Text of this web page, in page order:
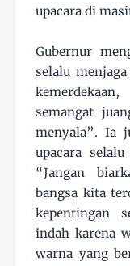
upacara di
Gubernur
selalu
semangat
menyala”. Ia
upacara
“Jangan
bangsa kita
kepentingan
indah karena
warna yang